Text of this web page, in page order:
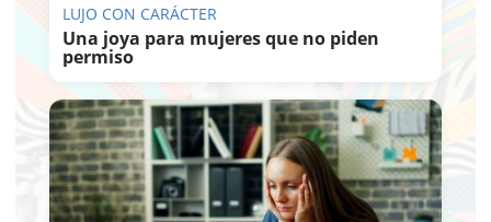
LUJO CON CARÁCTER
Una joya para mujeres que no piden
permiso